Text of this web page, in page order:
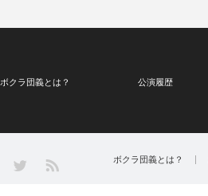
ボクラ団義とは？ 公演履歴
Twitter ボクラ団義とは？